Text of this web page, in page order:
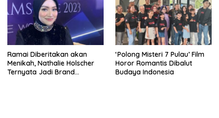
Ramai Diberitakan akan
Menikah, Nathalie Holscher
Ternyata Jadi Brand
‘Polong Misteri 7 Pulau’ Film
Horor Romantis Dibalut
Budaya Indonesia